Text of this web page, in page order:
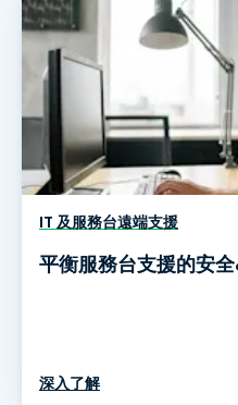
IT 及服務台遠端支援
平衡服務台支援的安
深入了解